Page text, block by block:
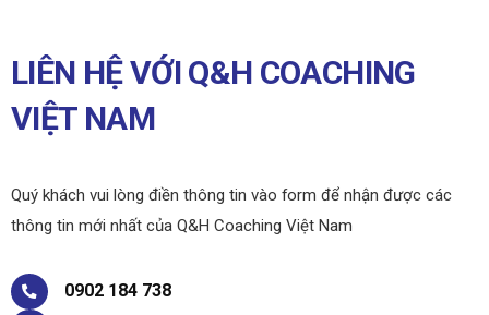
LIÊN HỆ VỚI Q&H COACHING
VIỆT NAM
Quý khách vui lòng điền thông tin vào form để nhận được các
thông tin mới nhất của Q&H Coaching Việt Nam
0902 184 738